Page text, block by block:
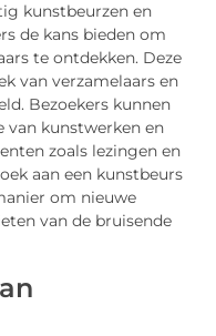
kunstbeurzen en
de kans bieden om
te ontdekken. Deze
van verzamelaars en
Bezoekers kunnen
van kunstwerken en
zoals lezingen en
aan een kunstbeurs
om nieuwe
van de bruisende